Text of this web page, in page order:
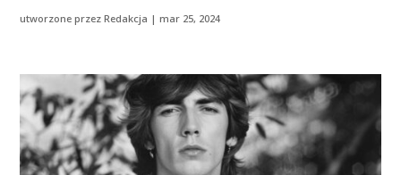
utworzone przezRedakcja |mar 25, 2024